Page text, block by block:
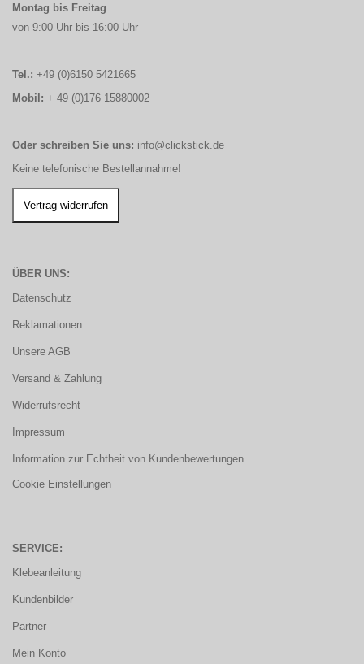
Montag bis Freitag
von 9:00 Uhr bis 16:00 Uhr
Tel.: +49 (0)6150 5421665
Mobil: + 49 (0)176 15880002
Oder schreiben Sie uns: info@clickstick.de
Keine telefonische Bestellannahme!
ÜBER UNS:
Datenschutz
Reklamationen
Unsere AGB
Versand & Zahlung
Widerrufsrecht
Impressum
Information zur Echtheit von Kundenbewertungen
Cookie Einstellungen
SERVICE:
Klebeanleitung
Kundenbilder
Partner
Mein Konto